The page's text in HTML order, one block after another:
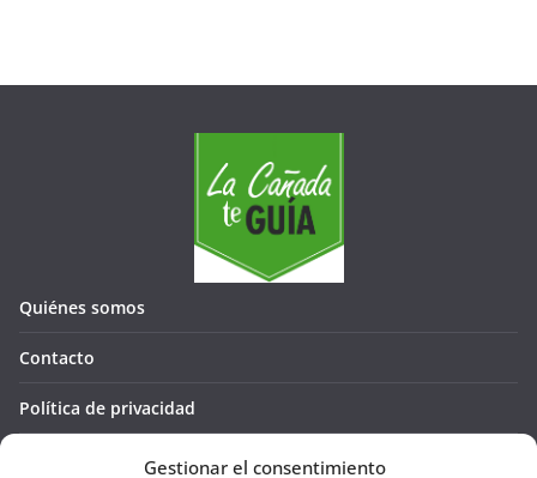
Gestionar el consentimiento
Quiénes somos
Contacto
Política de privacidad
Política de cookies (UE)